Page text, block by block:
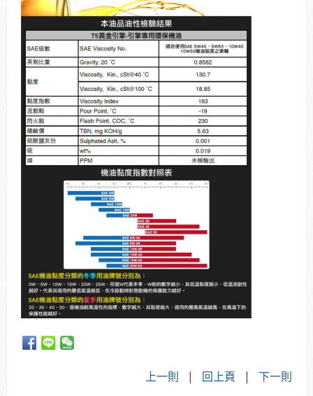
上一則 | 回上頁 | 下一則